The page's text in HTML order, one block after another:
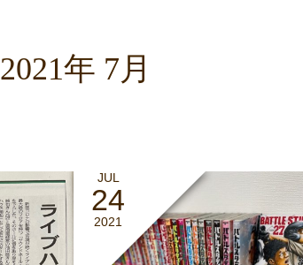
2021年 7月
JUL
24
2021